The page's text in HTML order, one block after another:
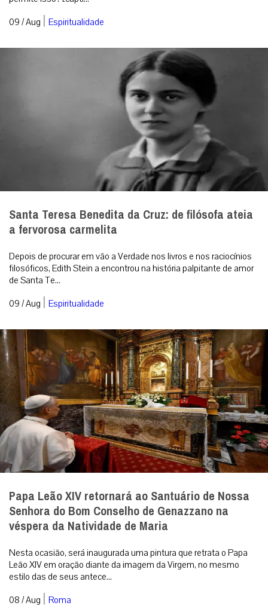
09 / Aug | Espiritualidade
Santa Teresa Benedita da Cruz: de filósofa ateia
a fervorosa carmelita
Depois de procurar em vão a Verdade nos livros e nos raciocínios
filosóficos, Edith Stein a encontrou na história palpitante de amor
de Santa Te...
09 / Aug | Espiritualidade
Papa Leão XIV retornará ao Santuário de Nossa
Senhora do Bom Conselho de Genazzano na
véspera da Natividade de Maria
Nesta ocasião, será inaugurada uma pintura que retrata o Papa
Leão XIV em oração diante da imagem da Virgem, no mesmo
estilo das de seus antece...
08 / Aug | Roma